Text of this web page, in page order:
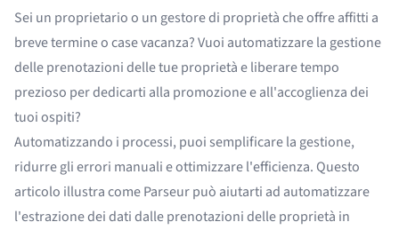
Sei un proprietario o un gestore di proprietà che offre affitti a
breve termine o case vacanza? Vuoi automatizzare la gestione
delle prenotazioni delle tue proprietà e liberare tempo
prezioso per dedicarti alla promozione e all'accoglienza dei
tuoi ospiti?
Automatizzando i processi, puoi semplificare la gestione,
ridurre gli errori manuali e ottimizzare l'efficienza. Questo
articolo illustra come Parseur può aiutarti ad automatizzare
l'estrazione dei dati dalle prenotazioni delle proprietà in